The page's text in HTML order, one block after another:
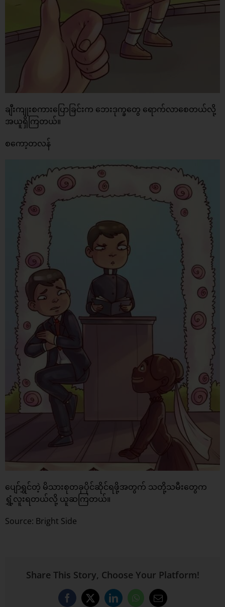
ချီးကျုးစကားပြောခြင်းက ဘေးဒုက္ခတွေ ရောက်လာစေတယ်လို့
အယူရှိကြတယ်။
စကော့တလန်
ပျော်ရွှင်တဲ့ မိသားစုတခုပိုင်ဆိုင်ရဖို့အတွက် သတို့သမီးတွေက
ရွှံ့လူးရတယ်လို့ ယူဆကြတယ်။
Source: Bright Side
Share This Story, Choose Your Platform!
Facebook
X LinkedInWhatsApp
Email